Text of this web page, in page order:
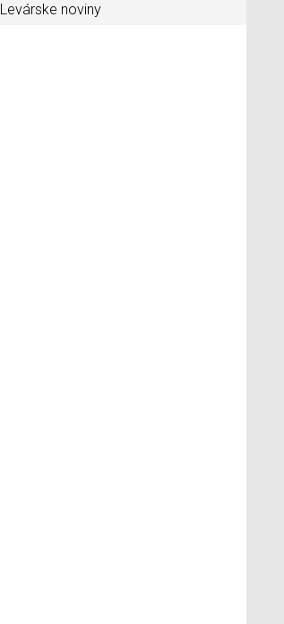
Levárske noviny